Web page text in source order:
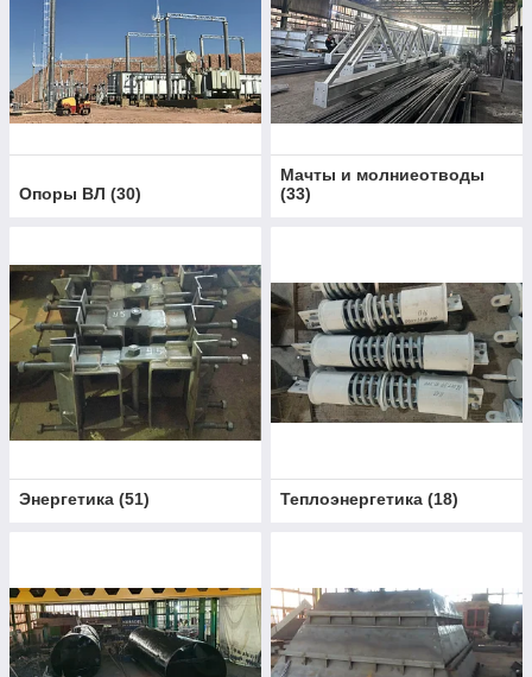
Опоры ВЛ (30)
Мачты и молниеотводы
(33)
Энергетика (51) Теплоэнергетика (18)